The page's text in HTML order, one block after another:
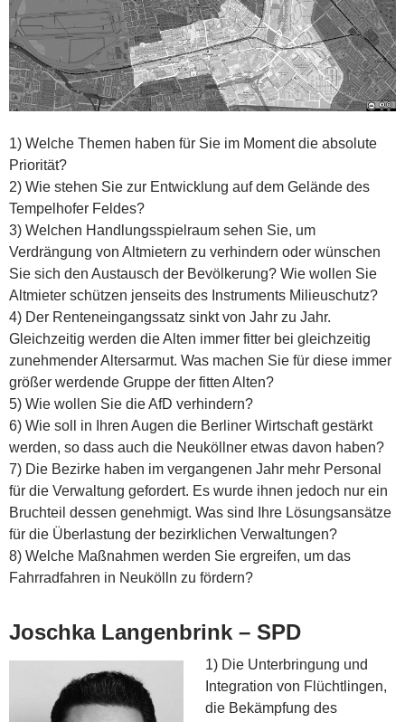
1) Welche Themen haben für Sie im Moment die absolute
Priorität?
2) Wie stehen Sie zur Entwicklung auf dem Gelände des
Tempelhofer Feldes?
3) Welchen Handlungsspielraum sehen Sie, um
Verdrängung von Altmietern zu verhindern oder wünschen
Sie sich den Austausch der Bevölkerung? Wie wollen Sie
Altmieter schützen jenseits des Instruments Milieuschutz?
4) Der Renteneingangssatz sinkt von Jahr zu Jahr.
Gleichzeitig werden die Alten immer fitter bei gleichzeitig
zunehmender Altersarmut. Was machen Sie für diese immer
größer werdende Gruppe der fitten Alten?
5) Wie wollen Sie die AfD verhindern?
6) Wie soll in Ihren Augen die Berliner Wirtschaft gestärkt
werden, so dass auch die Neuköllner etwas davon haben?
7) Die Bezirke haben im vergangenen Jahr mehr Personal
für die Verwaltung gefordert. Es wurde ihnen jedoch nur ein
Bruchteil dessen genehmigt. Was sind Ihre Lösungsansätze
für die Überlastung der bezirklichen Verwaltungen?
8) Welche Maßnahmen werden Sie ergreifen, um das
Fahrradfahren in Neukölln zu fördern?
Joschka Langenbrink – SPD
1) Die Unterbringung und
Integration von Flüchtlingen,
die Bekämpfung des